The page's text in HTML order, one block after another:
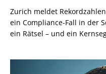
Zurich meldet
ein Compliance-Fall in der
ein Rätsel – und ein